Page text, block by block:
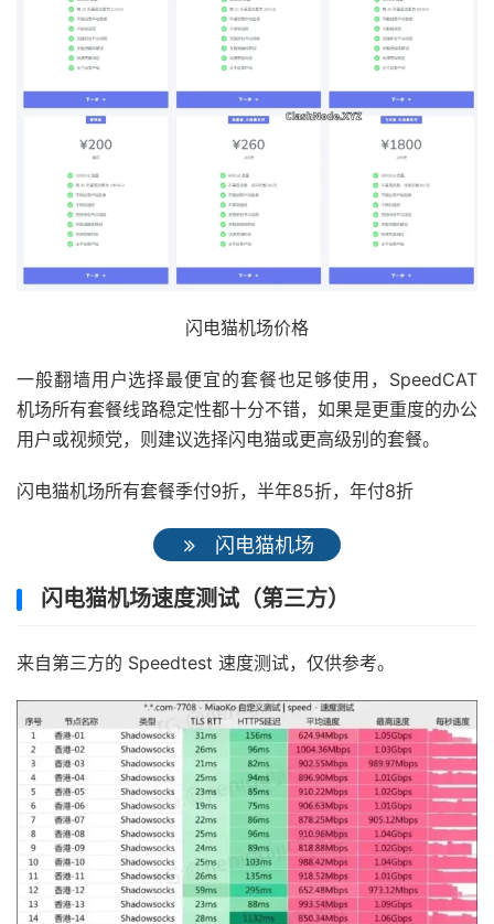
闪电猫机场价格
一般翻墙用户选择最便宜的套餐也足够使用，SpeedCAT
机场所有套餐线路稳定性都十分不错，如果是更重度的办公
用户或视频党，则建议选择闪电猫或更高级别的套餐。
闪电猫机场所有套餐季付9折，半年85折，年付8折
闪电猫机场
闪电猫机场速度测试（第三方）
来自第三方的 Speedtest 速度测试，仅供参考。